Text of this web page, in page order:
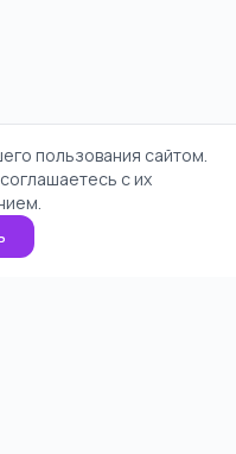
пользования сайтом.
с их